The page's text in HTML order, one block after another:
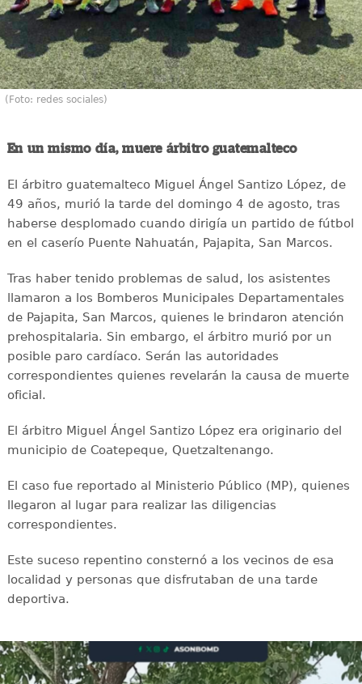
(Foto: redes sociales)
En un mismo día, muere árbitro guatemalteco
El árbitro guatemalteco Miguel Ángel Santizo López, de
49 años, murió la tarde del domingo 4 de agosto, tras
haberse desplomado cuando dirigía un partido de fútbol
en el caserío Puente Nahuatán, Pajapita, San Marcos.
Tras haber tenido problemas de salud, los asistentes
llamaron a los Bomberos Municipales Departamentales
de Pajapita, San Marcos, quienes le brindaron atención
prehospitalaria. Sin embargo, el árbitro murió por un
posible paro cardíaco. Serán las autoridades
correspondientes quienes revelarán la causa de muerte
oficial.
El árbitro Miguel Ángel Santizo López era originario del
municipio de Coatepeque, Quetzaltenango.
El caso fue reportado al Ministerio Público (MP), quienes
llegaron al lugar para realizar las diligencias
correspondientes.
Este suceso repentino consternó a los vecinos de esa
localidad y personas que disfrutaban de una tarde
deportiva.